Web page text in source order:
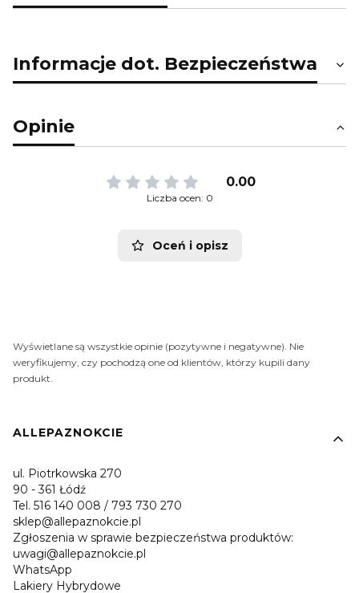
Informacje dot. Bezpieczeństwa
Opinie
0.00
Liczba ocen: 0
Oceń i opisz
Wyświetlane są wszystkie opinie (pozytywne i negatywne). Nie
weryfikujemy, czy pochodzą one od klientów, którzy kupili dany
produkt.
Linki w stopce
ALLEPAZNOKCIE
ul. Piotrkowska 270
90 - 361 Łódź
Tel. 516 140 008 / 793 730 270
sklep@allepaznokcie.pl
Zgłoszenia w sprawie bezpieczeństwa produktów:
uwagi@allepaznokcie.pl
WhatsApp
Lakiery Hybrydowe